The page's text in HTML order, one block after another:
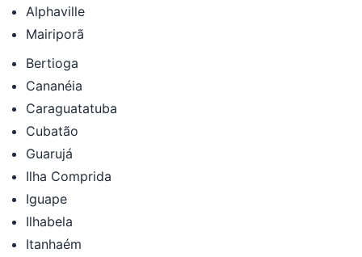
Alphaville
Mairiporã
Bertioga
Cananéia
Caraguatatuba
Cubatão
Guarujá
Ilha Comprida
Iguape
Ilhabela
Itanhaém